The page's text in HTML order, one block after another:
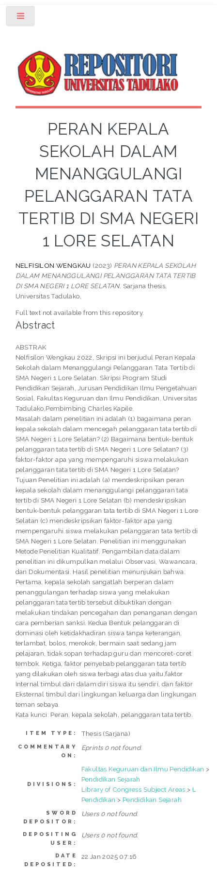
PERAN KEPALA
SEKOLAH DALAM
MENANGGULANGI
PELANGGARAN TATA
TERTIB DI SMA NEGERI
1 LORE SELATAN
NELFISILON WENGKAU (2023) PERAN KEPALA SEKOLAH
DALAM MENANGGULANGI PELANGGARAN TATA TERTIB
DI SMA NEGERI 1 LORE SELATAN. Sarjana thesis,
Universitas Tadulako.
Full text not available from this repository.
Abstract
ABSTRAK
Nelfisilon Wengkau 2022, Skripsi ini berjudul Peran Kepala
Sekolah dalam Menanggulangi Pelanggaran Tata Tertib di
SMA Negeri 1 Lore Selatan. Skripsi Program Studi
Pendidikan Sejarah, Jurusan Pendidikan Ilmu Pengetahuan
Sosial, Fakultas Keguruan dan Ilmu Pendidikan, Universitas
Tadulako,Pembimbing Charles Kapile.
Masalah dalam penelitian ini adalah (1) bagaimana peran
kepala sekolah dalam mencegah pelanggaran tata tertib di
SMA Negeri 1 Lore Selatan? (2) Bagaimana bentuk-bentuk
pelanggaran tata tertib di SMA Negeri 1 Lore Selatan? (3)
faktor-faktor apa yang mempengaruhi siswa melakukan
pelanggaran tata tertib di SMA Negeri 1 Lore Selatan?
Tujuan Penelitian ini adalah (a) mendeskripsikan peran
kepala sekolah dalam menanggulangi pelanggaran tata
tertib di SMA Negeri 1 Lore Selatan (b) mendeskripsikan
bentuk-bentuk pelanggaran tata tertib di SMA Negeri 1 Lore
Selatan (c) mendeskripsikan faktor-faktor apa yang
mempengaruhi siswa melakukan pelanggaran tata tertib di
SMA Negeri 1 Lore Selatan. Penelitian ini menggunakan
Metode Penelitian Kualitatif. Pengambilan data dalam
penelitian ini dikumpulkan melalui Observasi, Wawancara,
dan Dokumentasi. Hasil penelitian menunjukan bahwa:
Pertama, kepala sekolah sangatlah berperan dalam
penanggulangan terhadap siswa yang melakukan
pelanggaran tata tertib tersebut dibuktikan dengan
melakukan tindakan pencegahan dan penanganan dengan
cara pemberian sanksi. Kedua Bentuk pelanggaran di
dominasi oleh ketidakhadiran siswa tanpa keterangan,
terlambat, bolos, merokok, bermain saat sedang jam
pelajaran, tidak sopan terhadap guru dan mencoret-coret
tembok. Ketiga, faktor penyebab pelanggaran tata tertib
yang dilakukan oleh siswa terbagi atas dua yaitu,faktor
Internal timbul dari dalam diri siswa itu sendiri, dan faktor
Eksternal timbul dari lingkungan keluarga dan lingkungan
teman sebaya.
Kata kunci: Peran, kepala sekolah, pelanggaran tata tertib.
ITEM TYPE: Thesis (Sarjana)
COMMENTARY
ON:
Eprints 0 not found.
DIVISIONS:
Fakultas Keguruan dan Ilmu Pendidikan >
Pendidikan Sejarah
Library of Congress Subject Areas > L
Pendidikan > Pendidikan Sejarah
SWORD
DEPOSITOR:
Users 0 not found.
DEPOSITING
USER:
Users 0 not found.
DATE
DEPOSITED:
22 Jan 2025 07:16